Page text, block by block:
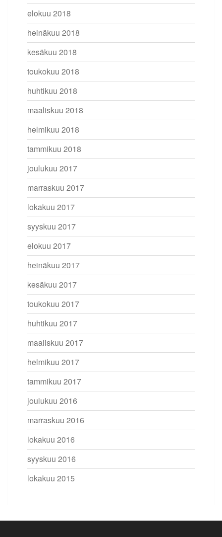
elokuu 2018
heinäkuu 2018
kesäkuu 2018
toukokuu 2018
huhtikuu 2018
maaliskuu 2018
helmikuu 2018
tammikuu 2018
joulukuu 2017
marraskuu 2017
lokakuu 2017
syyskuu 2017
elokuu 2017
heinäkuu 2017
kesäkuu 2017
toukokuu 2017
huhtikuu 2017
maaliskuu 2017
helmikuu 2017
tammikuu 2017
joulukuu 2016
marraskuu 2016
lokakuu 2016
syyskuu 2016
lokakuu 2015